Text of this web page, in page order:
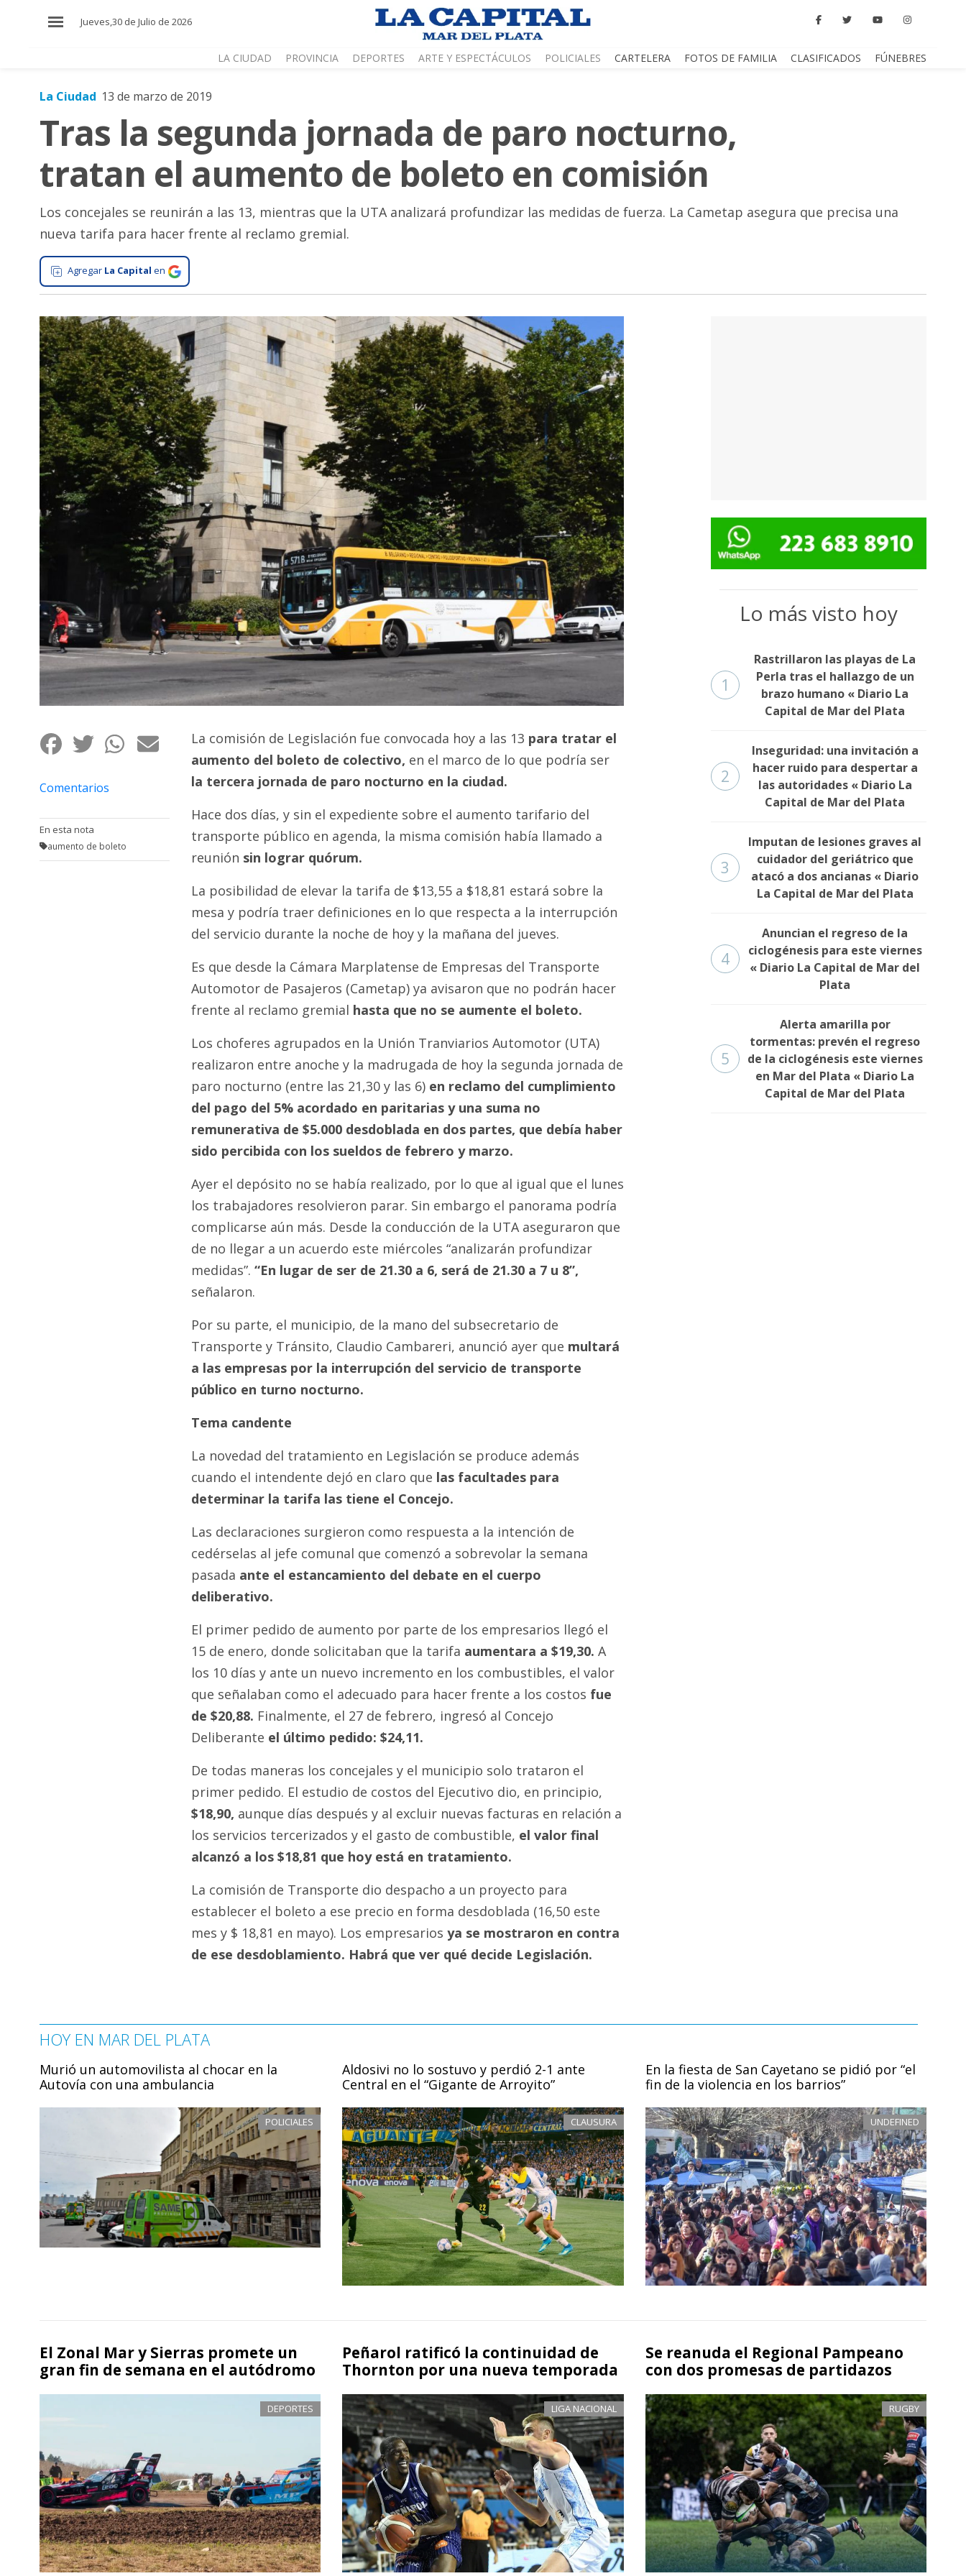
Jueves,30 de Julio de 2026
LA CIUDAD PROVINCIA DEPORTES ARTE Y ESPECTÁCULOS POLICIALES CARTELERA FOTOS DE FAMILIA CLASIFICADOS FÚNEBRES
País
Mundo
Zona
Cultura
Tecnología
Gastronomía
Salud
Interés
General
Ciudad
Deportes
Arte
Espectáculos
Policiales
Cartelera
Clasificados
Fúnebres
La Ciudad 13 de marzo de 2019
Tras la segunda jornada de paro nocturno,
tratan el aumento de boleto en comisión
Los concejales se reunirán a las 13, mientras que la UTA analizará profundizar las medidas de fuerza. La Cametap asegura que precisa una
nueva tarifa para hacer frente al reclamo gremial.
Agregar La Capital en
Comentarios
En esta nota
aumento de boleto
La comisión de Legislación fue convocada hoy a las 13 para tratar el
aumento del boleto de colectivo, en el marco de lo que podría ser
la tercera jornada de paro nocturno en la ciudad.
Hace dos días, y sin el expediente sobre el aumento tarifario del
transporte público en agenda, la misma comisión había llamado a
reunión sin lograr quórum.
La posibilidad de elevar la tarifa de $13,55 a $18,81 estará sobre la
mesa y podría traer definiciones en lo que respecta a la interrupción
del servicio durante la noche de hoy y la mañana del jueves.
Es que desde la Cámara Marplatense de Empresas del Transporte
Automotor de Pasajeros (Cametap) ya avisaron que no podrán hacer
frente al reclamo gremial hasta que no se aumente el boleto.
Los choferes agrupados en la Unión Tranviarios Automotor (UTA)
realizaron entre anoche y la madrugada de hoy la segunda jornada de
paro nocturno (entre las 21,30 y las 6) en reclamo del cumplimiento
del pago del 5% acordado en paritarias y una suma no
remunerativa de $5.000 desdoblada en dos partes, que debía haber
sido percibida con los sueldos de febrero y marzo.
Ayer el depósito no se había realizado, por lo que al igual que el lunes
los trabajadores resolvieron parar. Sin embargo el panorama podría
complicarse aún más. Desde la conducción de la UTA aseguraron que
de no llegar a un acuerdo este miércoles “analizarán profundizar
medidas”. “En lugar de ser de 21.30 a 6, será de 21.30 a 7 u 8”,
señalaron.
Por su parte, el municipio, de la mano del subsecretario de
Transporte y Tránsito, Claudio Cambareri, anunció ayer que multará
a las empresas por la interrupción del servicio de transporte
público en turno nocturno.
Tema candente
La novedad del tratamiento en Legislación se produce además
cuando el intendente dejó en claro que las facultades para
determinar la tarifa las tiene el Concejo.
Las declaraciones surgieron como respuesta a la intención de
cedérselas al jefe comunal que comenzó a sobrevolar la semana
pasada ante el estancamiento del debate en el cuerpo
deliberativo.
El primer pedido de aumento por parte de los empresarios llegó el
15 de enero, donde solicitaban que la tarifa aumentara a $19,30. A
los 10 días y ante un nuevo incremento en los combustibles, el valor
que señalaban como el adecuado para hacer frente a los costos fue
de $20,88. Finalmente, el 27 de febrero, ingresó al Concejo
Deliberante el último pedido: $24,11.
De todas maneras los concejales y el municipio solo trataron el
primer pedido. El estudio de costos del Ejecutivo dio, en principio,
$18,90, aunque días después y al excluir nuevas facturas en relación a
los servicios tercerizados y el gasto de combustible, el valor final
alcanzó a los $18,81 que hoy está en tratamiento.
La comisión de Transporte dio despacho a un proyecto para
establecer el boleto a ese precio en forma desdoblada (16,50 este
mes y $ 18,81 en mayo). Los empresarios ya se mostraron en contra
de ese desdoblamiento. Habrá que ver qué decide Legislación.
Lo más visto hoy
1
Rastrillaron las playas de La
Perla tras el hallazgo de un
brazo humano « Diario La
Capital de Mar del Plata
2
Inseguridad: una invitación a
hacer ruido para despertar a
las autoridades « Diario La
Capital de Mar del Plata
3
Imputan de lesiones graves al
cuidador del geriátrico que
atacó a dos ancianas « Diario
La Capital de Mar del Plata
4
Anuncian el regreso de la
ciclogénesis para este viernes
« Diario La Capital de Mar del
Plata
5
Alerta amarilla por
tormentas: prevén el regreso
de la ciclogénesis este viernes
en Mar del Plata « Diario La
Capital de Mar del Plata
HOY EN MAR DEL PLATA
Murió un automovilista al chocar en la
Autovía con una ambulancia
POLICIALES
Aldosivi no lo sostuvo y perdió 2-1 ante
Central en el “Gigante de Arroyito”
CLAUSURA
En la fiesta de San Cayetano se pidió por “el
fin de la violencia en los barrios”
UNDEFINED
El Zonal Mar y Sierras promete un
gran fin de semana en el autódromo
DEPORTES
Peñarol ratificó la continuidad de
Thornton por una nueva temporada
LIGA NACIONAL
Se reanuda el Regional Pampeano
con dos promesas de partidazos
RUGBY